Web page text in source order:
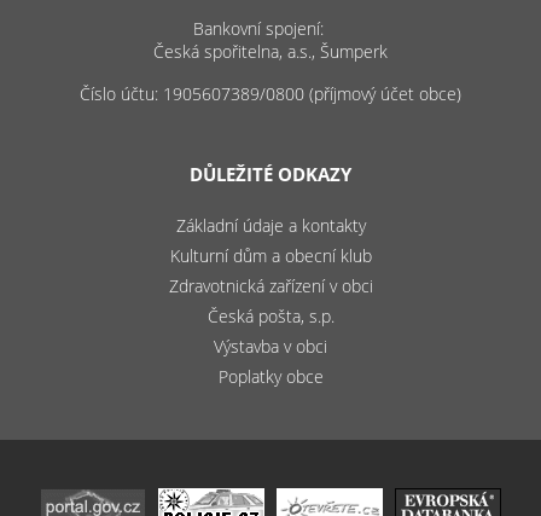
Bankovní spojení:
Česká spořitelna, a.s., Šumperk
Číslo účtu: 1905607389/0800 (příjmový účet obce)
DŮLEŽITÉ ODKAZY
Základní údaje a kontakty
Kulturní dům a obecní klub
Zdravotnická zařízení v obci
Česká pošta, s.p.
Výstavba v obci
Poplatky obce